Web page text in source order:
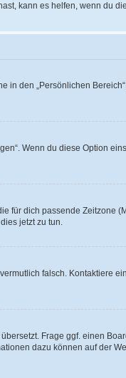
kann es helfen, wenn du
den „Persönlichen
Wenn du diese Option
für dich passende Zeitzone
jetzt zu tun.
falsch. Kontaktiere
Frage ggf. einen
dazu können auf der